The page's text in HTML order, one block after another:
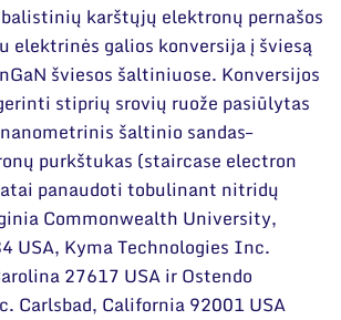
karštųjų elektronų pernašos
elektrinės galios konversija į šviesą
šviesos šaltiniuose. Konversijos
stiprių srovių ruože pasiūlytas
šaltinio sandas–
purkštukas (staircase electron
panaudoti tobulinant nitridų
Commonwealth University,
USA, Kyma Technologies Inc.
27617 USA ir Ostendo
Carlsbad, California 92001 USA